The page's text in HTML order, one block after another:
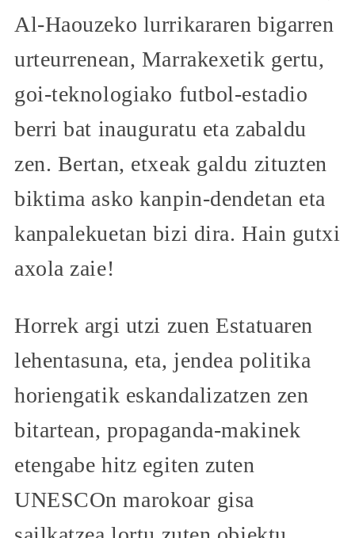
Al-Haouzeko lurrikararen bigarren
urteurrenean, Marrakexetik gertu,
goi-teknologiako futbol-estadio
berri bat inauguratu eta zabaldu
zen. Bertan, etxeak galdu zituzten
biktima asko kanpin-dendetan eta
kanpalekuetan bizi dira. Hain gutxi
axola zaie!
Horrek argi utzi zuen Estatuaren
lehentasuna, eta, jendea politika
horiengatik eskandalizatzen zen
bitartean, propaganda-makinek
etengabe hitz egiten zuten
UNESCOn marokoar gisa